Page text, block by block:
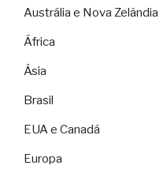
Austrália e Nova Zelândia
África
Ásia
Brasil
EUA e Canadá
Europa